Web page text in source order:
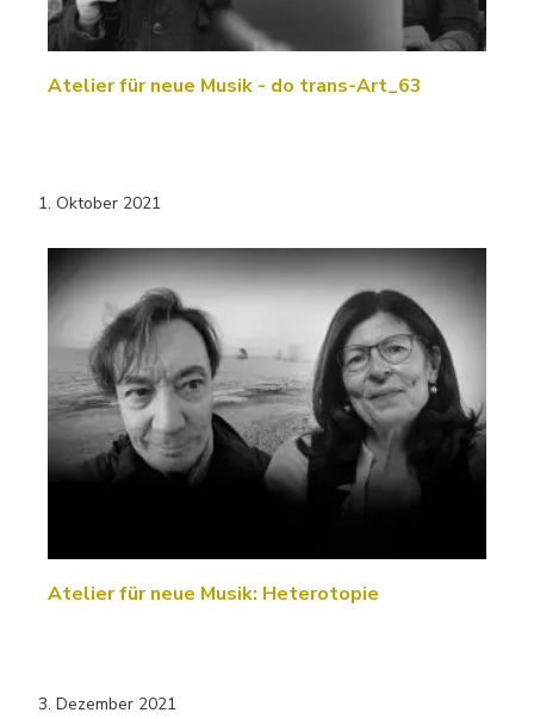
Atelier für neue Musik - do trans-Art_63
1. Oktober 2021
Atelier für neue Musik: Heterotopie
3. Dezember 2021